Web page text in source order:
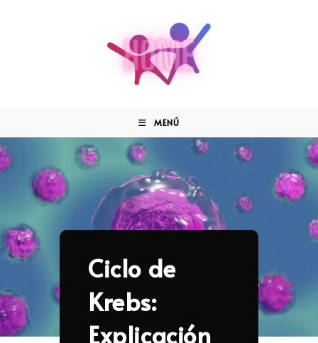
MENÚ
Ciclo de
Krebs:
Explicación